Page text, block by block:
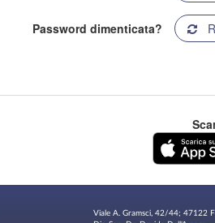
Password dimenticata?
Viale A. Gramsci, 42/44; 47122